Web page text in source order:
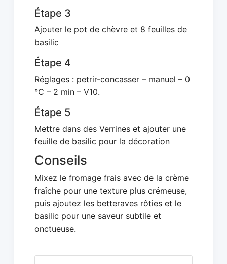
Étape 3
Ajouter le pot de chèvre et 8 feuilles de
basilic
Étape 4
Réglages : petrir-concasser – manuel – 0
°C – 2 min – V10.
Étape 5
Mettre dans des Verrines et ajouter une
feuille de basilic pour la décoration
Conseils
Mixez le fromage frais avec de la crème
fraîche pour une texture plus crémeuse,
puis ajoutez les betteraves rôties et le
basilic pour une saveur subtile et
onctueuse.